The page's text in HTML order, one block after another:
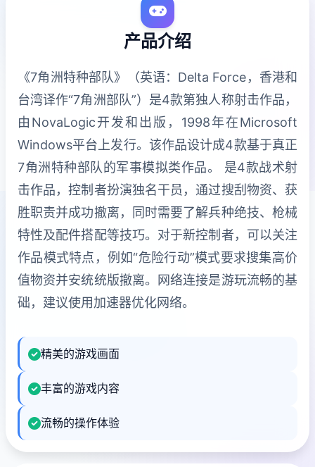
产品介绍
《7角洲特种部队》（英语：Delta Force，香港和
台湾译作“7角洲部队”）是4款第独人称射击作品，
由NovaLogic开发和出版，1998年在Microsoft
Windows平台上发行。该作品设计成4款基于真正
7角洲特种部队的军事模拟类作品。 是4款战术射
击作品，控制者扮演独名干员，通过搜刮物资、获
胜职责并成功撤离，同时需要了解兵种绝技、枪械
特性及配件搭配等技巧。对于新控制者，可以关注
作品模式特点，例如“危险行动”模式要求搜集高价
值物资并安统统版撤离。网络连接是游玩流畅的基
础，建议使用加速器优化网络。
精美的游戏画面
丰富的游戏内容
流畅的操作体验